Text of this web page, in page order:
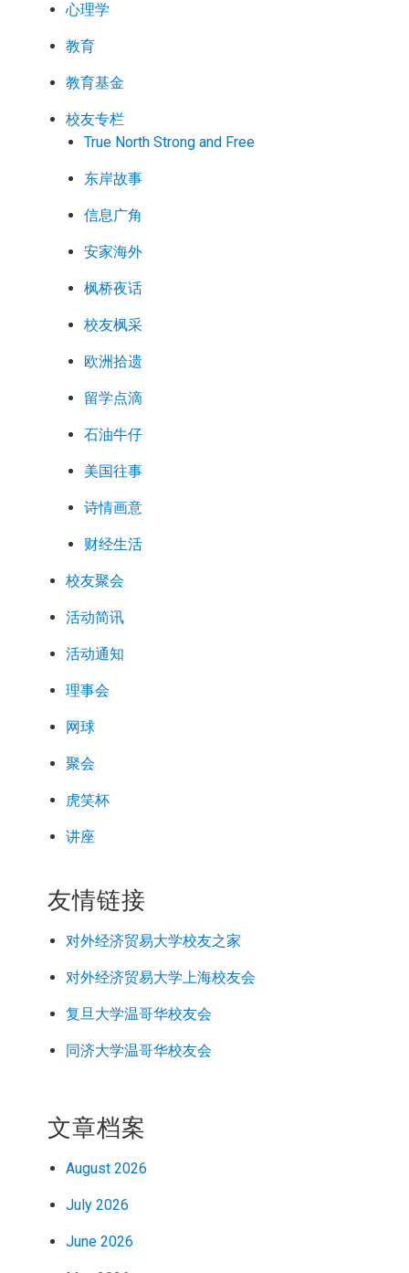
心理学
教育
教育基金
校友专栏
True North Strong and Free
东岸故事
信息广角
安家海外
枫桥夜话
校友枫采
欧洲拾遗
留学点滴
石油牛仔
美国往事
诗情画意
财经生活
校友聚会
活动简讯
活动通知
理事会
网球
聚会
虎笑杯
讲座
友情链接
对外经济贸易大学校友之家
对外经济贸易大学上海校友会
复旦大学温哥华校友会
同济大学温哥华校友会
文章档案
August 2026
July 2026
June 2026